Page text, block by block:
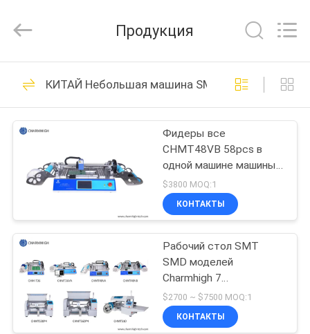
ДОМ
ПРОДУКЦИЯ
ВИДЕОЗАПИСИ
НАС
ЭКСКУРСИЯ
ПО
ЗАВОДУ
TECHNOLOGY
LIMITED.
Reserved.
Выбор СМТ и
машина места
74
Производственная
линия СМТ
37
Продукция
КИТАЙ Небольшая машина SMT
Фидеры все
CHMT48VB 58pcs в
одной машине машины
небольшой SMT
выбора и места
Charmhigh машины
$3800 MOQ:1
КОНТАКТЫ
Рабочий стол SMT
SMD моделей
Charmhigh 7
комплектует и машина
места, небольшая
машина PCB
$2700 ~ $7500 MOQ:1
КОНТАКТЫ